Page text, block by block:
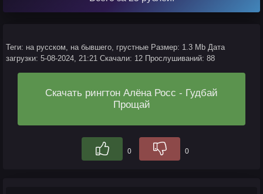
Теги: на русском, на бывшего, грустные Размер: 1.3 Mb Дата
загрузки: 5-08-2024, 21:21 Скачали: 12 Прослушиваний: 88
Скачать рингтон Алёна Росс - Гудбай
Прощай
0 0